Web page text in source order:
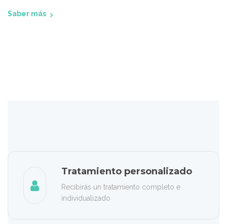
Saber más
Tratamiento personalizado
Recibirás un tratamiento completo e
individualizado